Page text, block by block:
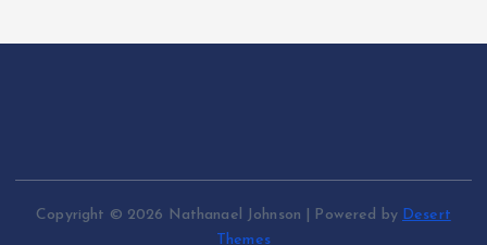
Copyright © 2026 Nathanael Johnson | Powered by Desert
Themes